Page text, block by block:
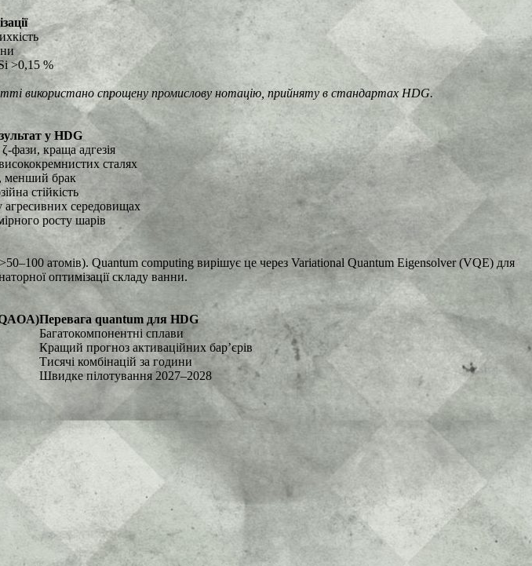
>0,15 %
використано спрощену промислову нотацію, прийняту в стандартах HDG.
у HDG
фази, краща адгезія
сталях
менший брак
стійкість
агресивних середовищах
росту шарів
атомів). Quantum computing вирішує це через Variational Quantum Eigensolver (VQE) для
оптимізації складу ванни.
Перевага quantum для HDG
Багатокомпонентні сплави
Кращий прогноз активаційних бар’єрів
Тисячі комбінацій за години
Швидке пілотування 2027–2028